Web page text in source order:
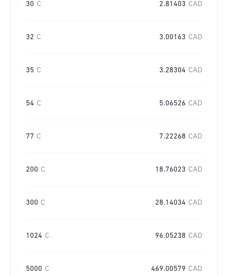
30 C 2.81403 CAD
32 C 3.00163 CAD
35 C 3.28304 CAD
54 C 5.06526 CAD
77 C 7.22268 CAD
200 C 18.76023 CAD
300 C 28.14034 CAD
1024 C 96.05238 CAD
5000 C 469.00579 CAD